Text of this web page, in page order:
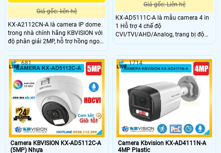
Giá gốc: liên hệ
KX-A2112CN-A là camera IP dome
trong nhà chính hãng KBVISION với
độ phân giải 2MP, hỗ trợ hồng ngoại
lên đến 30m và tích hợp mic ghi âm.
Camera nổi bật với khả năng phát
hiện người, chuẩn nén hình ảnh
H.265+ giúp tiết kiệm băng thông
và lưu trữ. Hỗ trợ chuẩn IP67 chống
bụi nước, PoE tiện lợi, KX-A2112CN-
A là lựa chọn camera giá rẻ, chất
lượng cho gia đình và văn phòng.
Giá gốc: Liên hệ
KX-AD5111C-A là mẫu camera 4 in
1 Hỗ trợ 4 chế độ
CVI/TVI/AHD/Analog, trang bị độ
phân giải 5MP mang đến hình ảnh
nổi bật như Full Color với công nghệ
ánh sáng kép thông minh (tầm xa
đèn LED trắng 20m và hồng ngoại
30m), tích hợp mic và thiết kế IP 67
chống chịu mưa nắng hiệu quả
Camera KBVISION KX-AD5112C-A
(5MP) Nhựa
681
Camera Kbvision KX-AD4111N-A
4MP Plastic
1714